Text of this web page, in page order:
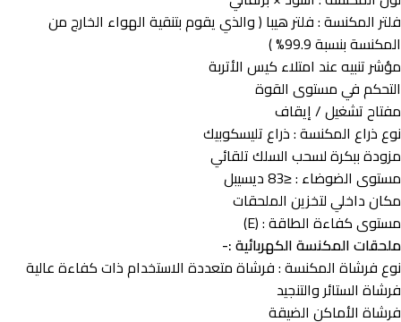
فلتر المكنسة : فلتر هيبا ( والذي يقوم بتنقية الهواء الخارج من
المكنسة بنسبة 99.9% )
مؤشر تنبيه عند امتلاء كيس الأتربة
التحكم في مستوى القوة
مفتاح تشغيل / إيقاف
نوع ذراع المكنسة : ذراع تليسكوبيك
مزودة ببكرة لسحب السلك تلقائي
مستوى الضوضاء : ≤83 ديسيبل
مكان داخلي لتخزين الملحقات
مستوى كفاءة الطاقة : (E)
ملحقات المكنسة الكهربائية :-
نوع فرشاة المكنسة : فرشاة متعددة الاستخدام ذات كفاءة عالية
فرشاة الستائر والتنجيد
فرشاة الأماكن الضيقة